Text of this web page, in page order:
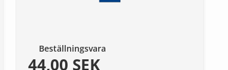
Beställningsvara
44,00 SEK